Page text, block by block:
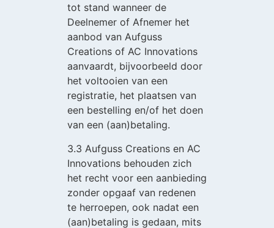
tot stand wanneer de
Deelnemer of Afnemer het
aanbod van Aufguss
Creations of AC Innovations
aanvaardt, bijvoorbeeld door
het voltooien van een
registratie, het plaatsen van
een bestelling en/of het doen
van een (aan)betaling.
3.3 Aufguss Creations en AC
Innovations behouden zich
het recht voor een aanbieding
zonder opgaaf van redenen
te herroepen, ook nadat een
(aan)betaling is gedaan, mits